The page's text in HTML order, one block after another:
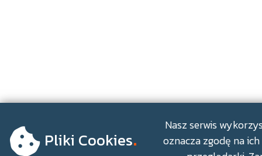
Pliki Cookies.
Nasz serwis
oznacza zgodę na